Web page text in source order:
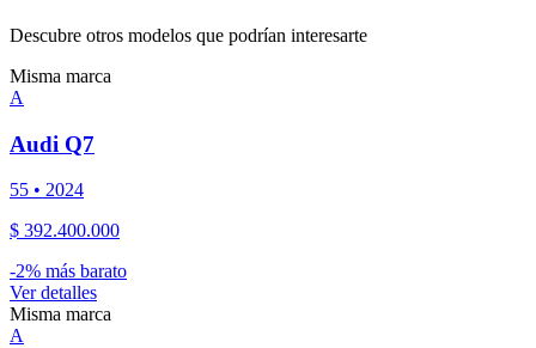
Descubre otros modelos que podrían interesarte
Misma marca
A
Audi Q7
55 • 2024
$ 392.400.000
-2% más barato
Ver detalles
Misma marca
A